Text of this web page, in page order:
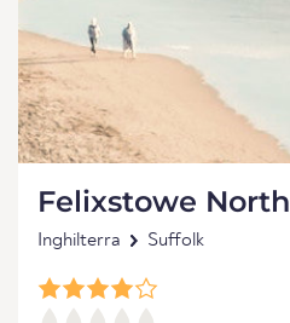
Felixstowe North
Inghilterra Suffolk